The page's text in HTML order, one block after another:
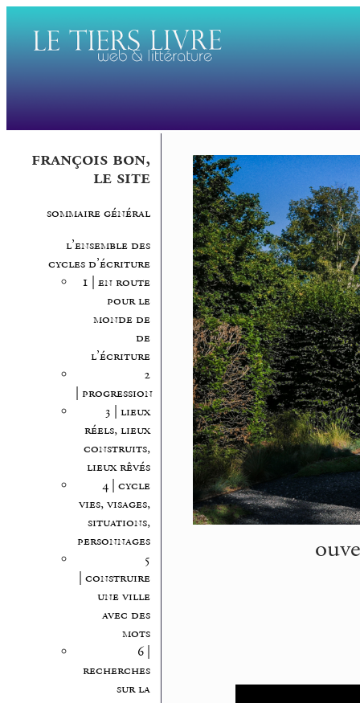
françois bon,
le site
sommaire général
l’ensemble des
cycles d’écriture
1 | en route
pour le
monde de
de
l’écriture
2
| progression
3 | lieux
réels, lieux
construits,
lieux rêvés
4 | cycle
vies, visages,
situations,
personnages
5
| construire
une ville
avec des
mots
6 |
recherches
sur la